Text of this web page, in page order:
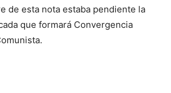
de esta nota estaba pendiente la
que formará Convergencia